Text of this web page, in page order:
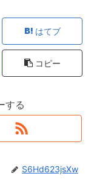
はてブ
コピー
する
S6Hd623jsXw